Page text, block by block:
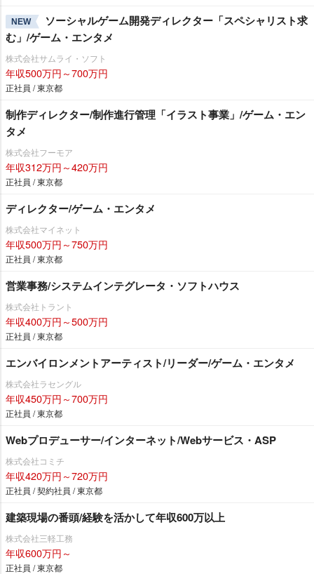
NEW
ソーシャルゲーム開発ディレクター「スペシャリスト求
む」/ゲーム・エンタメ
株式会社サムライ・ソフト
年収500万円～700万円
正社員 / 東京都
制作ディレクター/制作進行管理「イラスト事業」/ゲーム・エン
タメ
株式会社フーモア
年収312万円～420万円
正社員 / 東京都
ディレクター/ゲーム・エンタメ
株式会社マイネット
年収500万円～750万円
正社員 / 東京都
営業事務/システムインテグレータ・ソフトハウス
株式会社トラント
年収400万円～500万円
正社員 / 東京都
エンバイロンメントアーティスト/リーダー/ゲーム・エンタメ
株式会社ラセングル
年収450万円～700万円
正社員 / 東京都
Webプロデューサー/インターネット/Webサービス・ASP
株式会社コミチ
年収420万円～720万円
正社員 / 契約社員 / 東京都
建築現場の番頭/経験を活かして年収600万以上
株式会社三軽工務
年収600万円～
正社員 / 東京都